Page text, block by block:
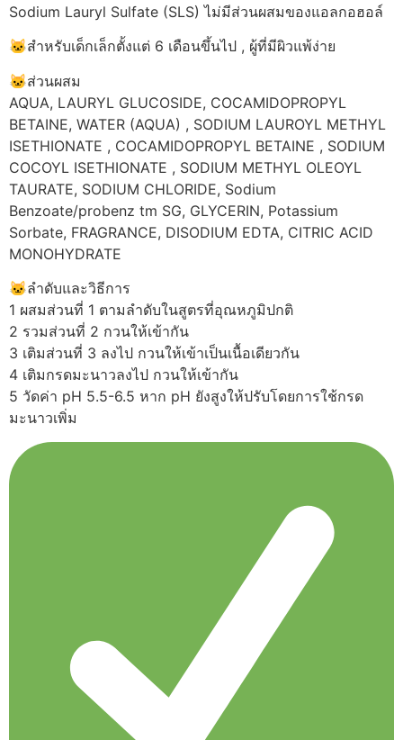
Sodium Lauryl Sulfate (SLS) ไม่มีส่วนผสมของแอลกอฮอล์
🐱สำหรับเด็กเล็กตั้งแต่ 6 เดือนขึ้นไป , ผู้ที่มีผิวแพ้ง่าย
🐱ส่วนผสม
AQUA, LAURYL GLUCOSIDE, COCAMIDOPROPYL
BETAINE, WATER (AQUA) , SODIUM LAUROYL METHYL
ISETHIONATE , COCAMIDOPROPYL BETAINE , SODIUM
COCOYL ISETHIONATE , SODIUM METHYL OLEOYL
TAURATE, SODIUM CHLORIDE, Sodium
Benzoate/probenz tm SG, GLYCERIN, Potassium
Sorbate, FRAGRANCE, DISODIUM EDTA, CITRIC ACID
MONOHYDRATE
🐱ลำดับและวิธีการ
1 ผสมส่วนที่ 1 ตามลำดับในสูตรที่อุณหภูมิปกติ
2 รวมส่วนที่ 2 กวนให้เข้ากัน
3 เติมส่วนที่ 3 ลงไป กวนให้เข้าเป็นเนื้อเดียวกัน
4 เติมกรดมะนาวลงไป กวนให้เข้ากัน
5 วัดค่า pH 5.5-6.5 หาก pH ยังสูงให้ปรับโดยการใช้กรด
มะนาวเพิ่ม